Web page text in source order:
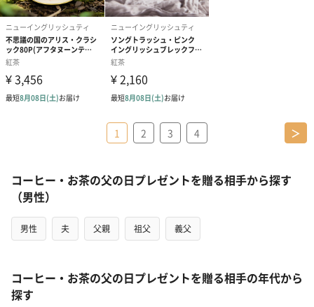
1 2 3 4 ＞
コーヒー・お茶の父の日プレゼントを贈る相手から探す
（男性）
男性 夫 父親 祖父 義父
コーヒー・お茶の父の日プレゼントを贈る相手の年代から
探す